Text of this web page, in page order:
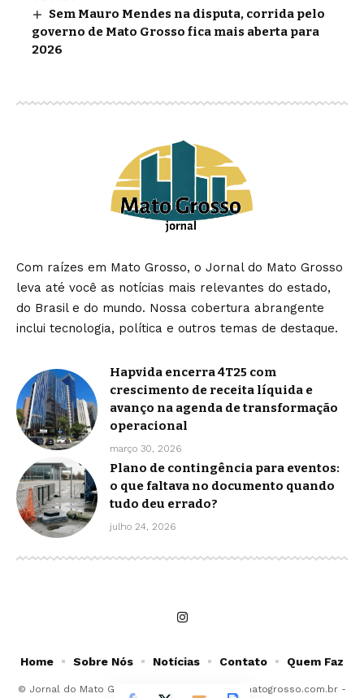
Sem Mauro Mendes na disputa, corrida pelo
governo de Mato Grosso fica mais aberta para
2026
Com raízes em Mato Grosso, o Jornal do Mato Grosso
leva até você as notícias mais relevantes do estado,
do Brasil e do mundo. Nossa cobertura abrangente
inclui tecnologia, política e outros temas de destaque.
Hapvida encerra 4T25 com
crescimento de receita líquida e
avanço na agenda de transformação
operacional
março 30, 2026
Plano de contingência para eventos:
o que faltava no documento quando
tudo deu errado?
julho 24, 2026
© Jornal do Mato Grosso - contato@jornaldomatogrosso.com.br -
Home Sobre Nós Notícias Contato Quem Faz